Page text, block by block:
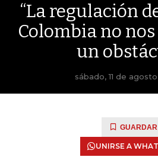
“La regulación
Colombia no
un
sábado, 11 de
GUARDAR
UNIRSE A